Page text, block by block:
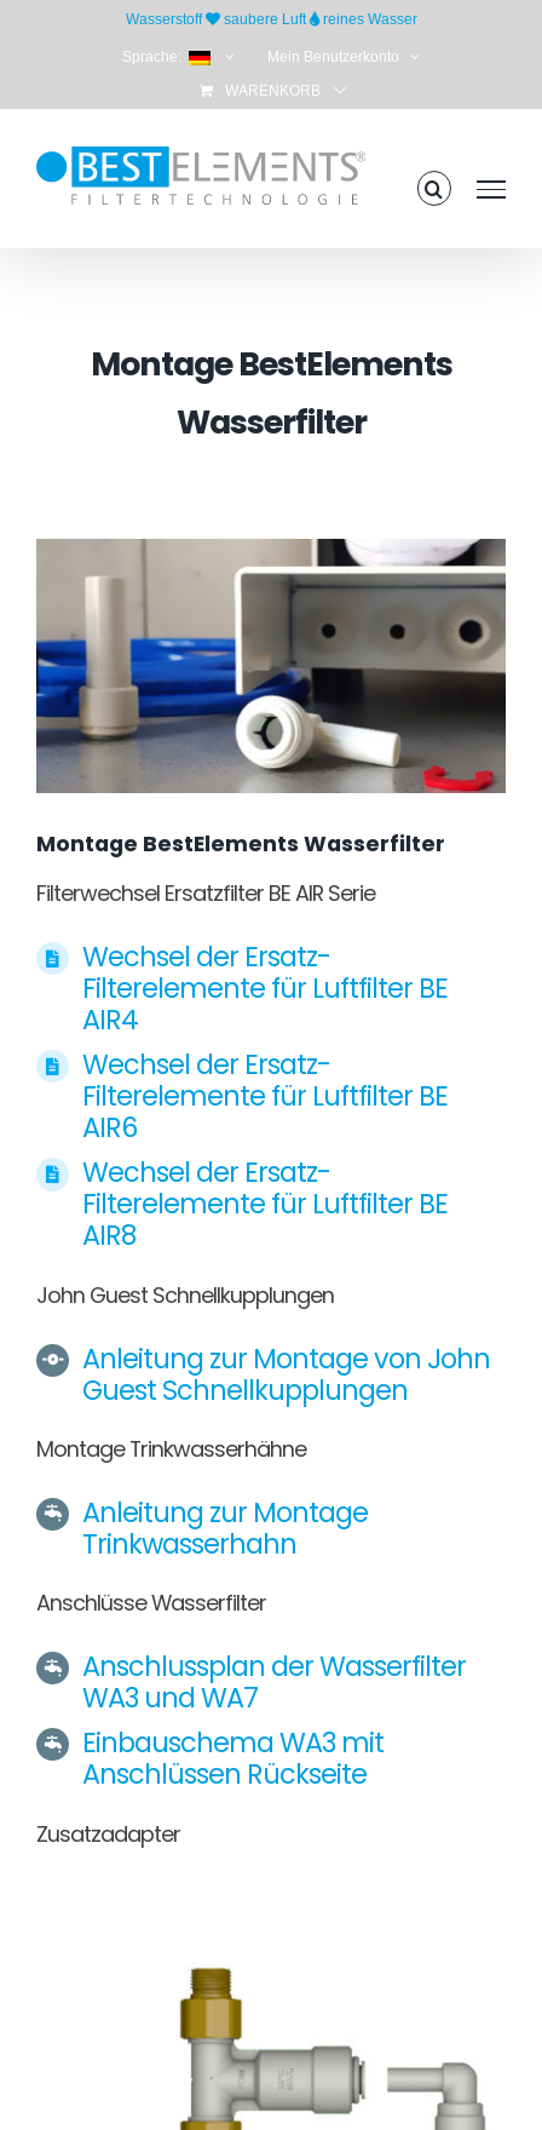
Wasserstoff saubere Luft reines Wasser
Sprache: Mein Benutzerkonto
WARENKORB
Montage BestElements
Wasserfilter
Montage BestElements Wasserfilter
Filterwechsel Ersatzfilter BE AIR Serie
Wechsel der Ersatz-
Filterelemente für Luftfilter BE
AIR4
Wechsel der Ersatz-
Filterelemente für Luftfilter BE
AIR6
Wechsel der Ersatz-
Filterelemente für Luftfilter BE
AIR8
John Guest Schnellkupplungen
Anleitung zur Montage von John
Guest Schnellkupplungen
Montage Trinkwasserhähne
Anleitung zur Montage
Trinkwasserhahn
Anschlüsse Wasserfilter
Anschlussplan der Wasserfilter
WA3 und WA7
Einbauschema WA3 mit
Anschlüssen Rückseite
Zusatzadapter